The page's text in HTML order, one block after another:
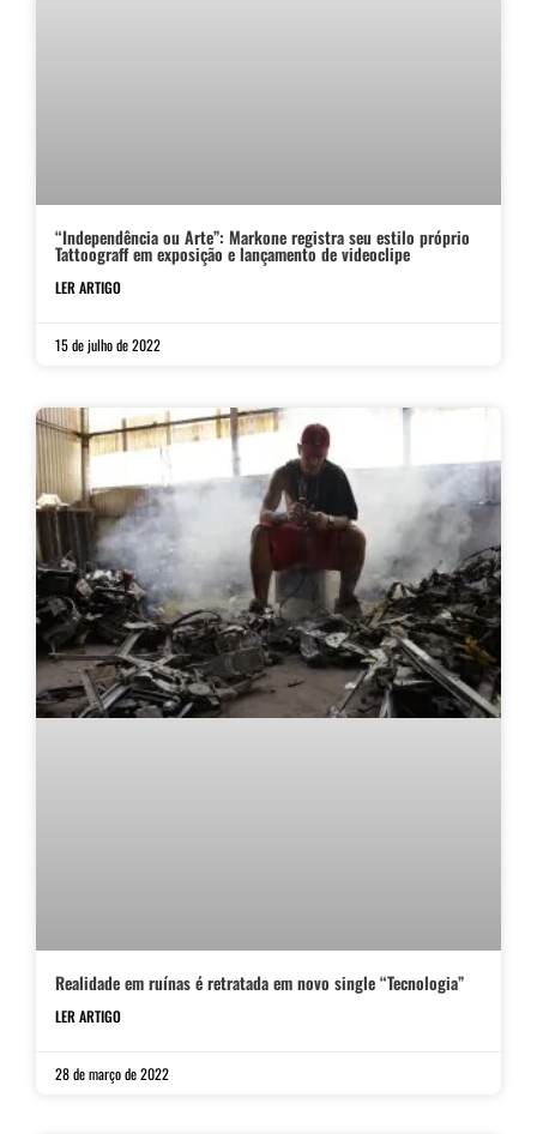
“Independência ou Arte”: Markone registra seu estilo próprio
Tattoograff em exposição e lançamento de videoclipe
LER ARTIGO
15 de julho de 2022
Realidade em ruínas é retratada em novo single “Tecnologia”
LER ARTIGO
28 de março de 2022